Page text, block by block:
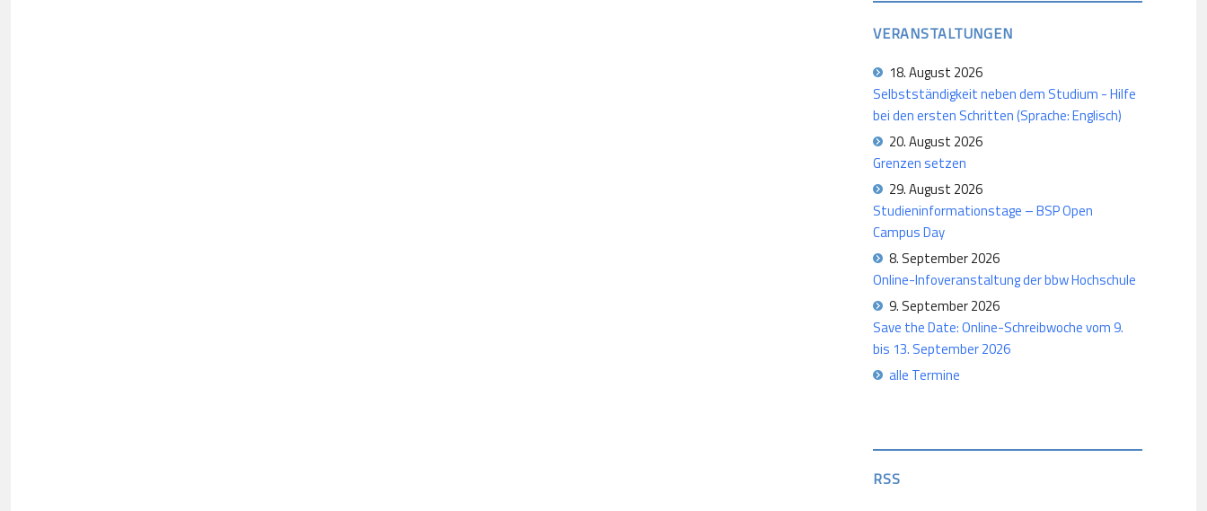
VERANSTALTUNGEN
18. August 2026
Selbstständigkeit neben dem Studium - Hilfe
bei den ersten Schritten (Sprache: Englisch)
20. August 2026
Grenzen setzen
29. August 2026
Studieninformationstage – BSP Open
Campus Day
8. September 2026
Online-Infoveranstaltung der bbw Hochschule
9. September 2026
Save the Date: Online-Schreibwoche vom 9.
bis 13. September 2026
alle Termine
RSS